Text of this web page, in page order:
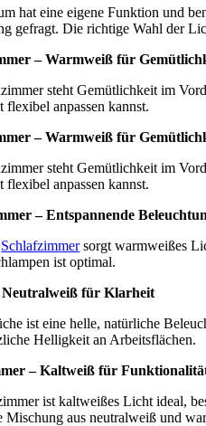
hat eine eigene Funktion und
gefragt. Die richtige Wahl der
– Warmweiß für
steht Gemütlichkeit im
flexibel anpassen kannst.
– Warmweiß für
steht Gemütlichkeit im
flexibel anpassen kannst.
– Entspannende
Schlafzimmersorgt warmweißes
ist optimal.
Neutralweiß für Klarheit
ist eine helle, natürliche
Helligkeit an Arbeitsflächen.
– Kaltweiß für
ist kaltweißes Licht ideal,
Mischung aus neutralweiß und